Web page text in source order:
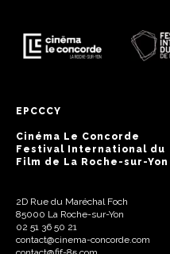
EPCCCY
Cinéma Le Concorde
Festival International du
Film de La Roche-sur-Yon
2D Rue du Maréchal Foch
85000 La Roche-sur-Yon
02 51 36 50 21
contact@cinema-concorde.com